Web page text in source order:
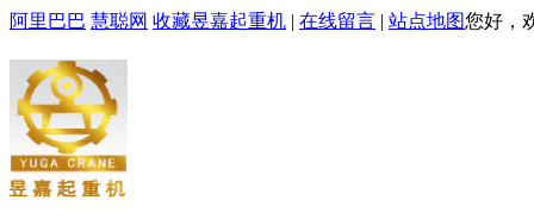
阿里巴巴 慧聪网 收藏昱嘉起重机 | 在线留言 | 站点地图您好，